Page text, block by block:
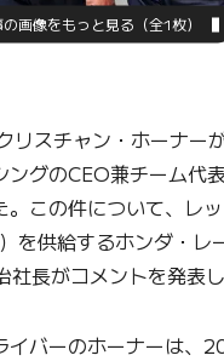
画像をもっと見る（全1枚）
スチャン・ホーナー
ングのCEO兼チーム代
。この件について、レ
を供給するホンダ・レ
社長がコメントを発表し
イバーのホーナーは、